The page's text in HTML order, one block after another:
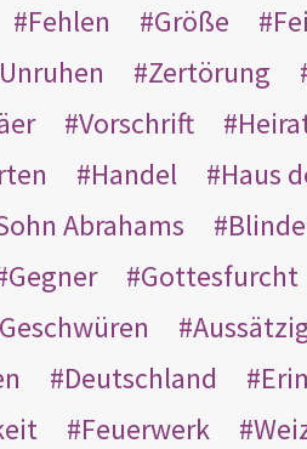
Fehlen Größe
Unruhen Zertörung
Vorschrift
Handel Haus
Abrahams
Gegner Gottesfurcht
Geschwüren
Deutschland
Feuerwerk